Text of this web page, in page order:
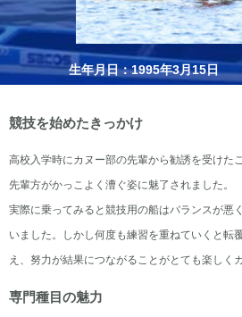
生年月日：1995年3月15日
競技を始めたきっかけ
高校入学時にカヌー部の先輩から勧誘を受けた
先輩方がかっこよく漕ぐ姿に魅了されました。
実際に乗ってみると競技用の船はバランスが悪
いました。しかし何度も練習を重ねていくと転
え、努力が結果につながることがとても楽しく
専門種目の魅力